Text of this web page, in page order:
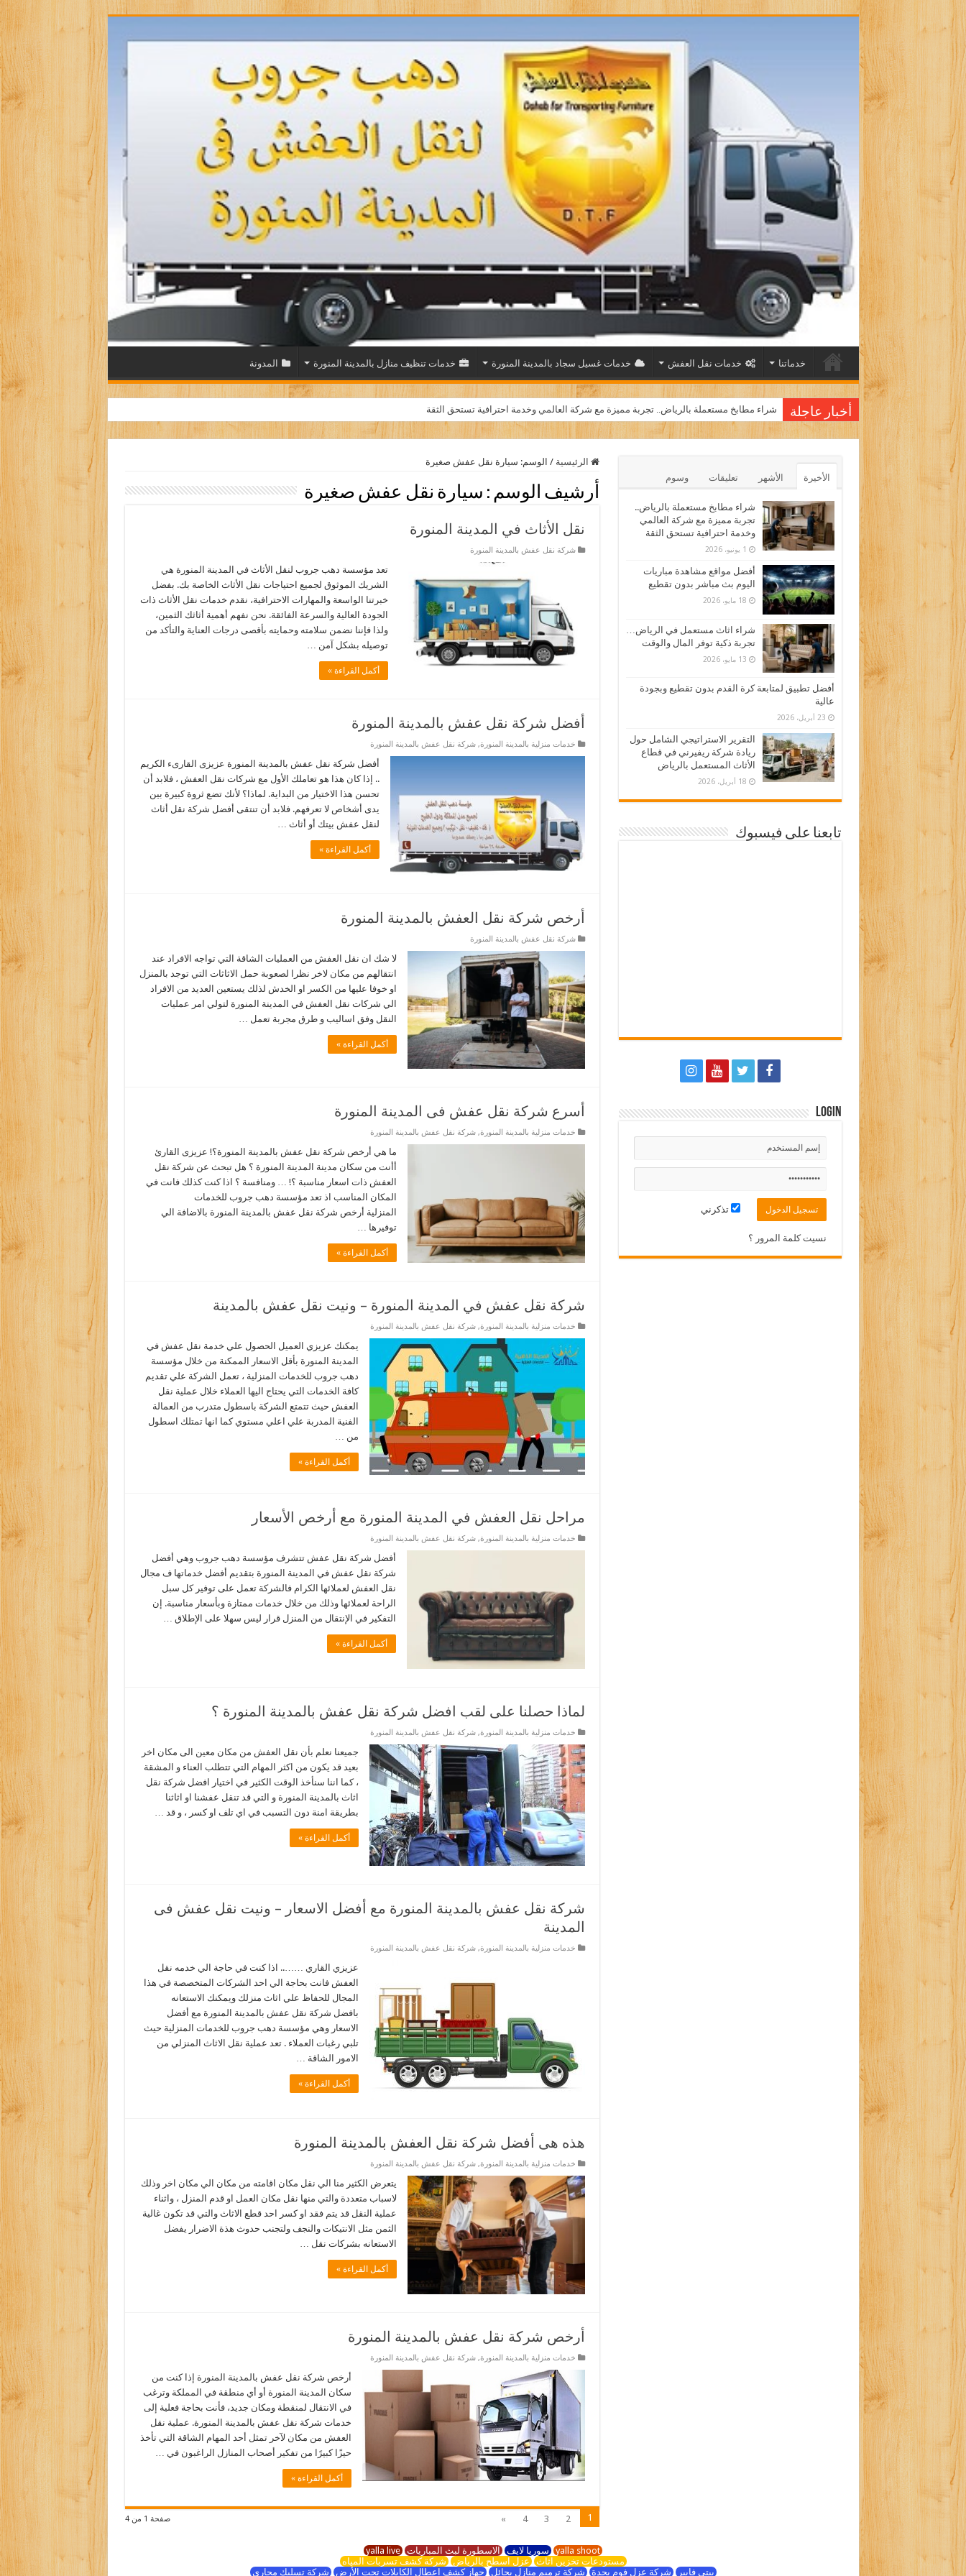
خدماتنا خدمات نقل العفش خدمات غسيل سجاد بالمدينة المنورة خدمات تنظيف منازل بالمدينة المنورة المدونة
أخبار عاجلة شراء مطابخ مستعملة بالرياض.. تجربة مميزة مع شركة العالمي وخدمة احترافية تستحق الثقة
الرئيسية / الوسم: سيارة نقل عفش صغيرة
أرشيف الوسم : سيارة نقل عفش صغيرة
نقل الأثاث في المدينة المنورة
شركة نقل عفش بالمدينة المنورة
تعد مؤسسة دهب جروب لنقل الأثاث في المدينة المنورة هي
الشريك الموثوق لجميع احتياجات نقل الأثاث الخاصة بك. بفضل
خبرتنا الواسعة والمهارات الاحترافية، نقدم خدمات نقل الأثاث ذات
الجودة العالية والسرعة الفائقة. نحن نفهم أهمية أثاثك الثمين،
ولذا فإننا نضمن سلامته وحمايته بأقصى درجات العناية والتأكد من
توصيله بشكل آمن …
أكمل القراءة »
أفضل شركة نقل عفش بالمدينة المنورة
خدمات منزلية بالمدينة المنورة,شركة نقل عفش بالمدينة المنورة
أفضل شركة نقل عفش بالمدينة المنورة عزيزى القارىء الكريم
.. إذا كان هذا هو تعاملك الأول مع شركات نقل العفش ، فلابد أن
تحسن هذا الاختيار من البداية. لماذا؟ لأنك تضع ثروة كبيرة بين
يدى أشخاص لا تعرفهم. فلابد أن تنتقى أفضل شركة نقل أثاث
لنقل عفش بيتك أو أثاث …
أكمل القراءة »
أرخص شركة نقل العفش بالمدينة المنورة
شركة نقل عفش بالمدينة المنورة
لا شك ان نقل العفش من العمليات الشاقة التي تواجه الافراد عند
انتقالهم من مكان لاخر نظرا لصعوبة حمل الاثاثات التي توجد بالمنزل
او خوفا عليها من الكسر او الخدش لذلك يستعين العديد من الافراد
الي شركات نقل العفش في المدينة المنورة لتولي امر عمليات
النقل وفق اساليب و طرق مجربة تعمل …
أكمل القراءة »
أسرع شركة نقل عفش فى المدينة المنورة
خدمات منزلية بالمدينة المنورة,شركة نقل عفش بالمدينة المنورة
ما هي أرخص شركة نقل عفش بالمدينة المنورة؟! عزيزى القارئ
أأنت من سكان مدينة المدينة المنورة ؟ هل تبحث عن شركة نقل
العفش ذات اسعار مناسبة ؟! … ومنافسة ؟ اذا كنت كذلك فانت في
المكان المناسب اذ تعد مؤسسة دهب جروب للخدمات
المنزلية أرخص شركة نقل عفش بالمدينة المنورة بالاضافة الي
توفيرها …
أكمل القراءة »
شركة نقل عفش في المدينة المنورة – ونيت نقل عفش بالمدينة
خدمات منزلية بالمدينة المنورة,شركة نقل عفش بالمدينة المنورة
يمكنك عزيزي العميل الحصول علي خدمة نقل عفش في
المدينة المنورة بأقل الاسعار الممكنة من خلال مؤسسة
دهب جروب للخدمات المنزلية ، تعمل الشركة علي تقديم
كافة الخدمات التي يحتاج اليها العملاء خلال عملية نقل
العفش حيث تتمتع الشركة باسطول متدرب من العمالة
الفنية المدربة علي اعلي مستوي كما انها تمتلك اسطول
من …
أكمل القراءة »
مراحل نقل العفش في المدينة المنورة مع أرخص الأسعار
خدمات منزلية بالمدينة المنورة,شركة نقل عفش بالمدينة المنورة
أفضل شركة نقل عفش تتشرف مؤسسة دهب جروب وهي أفضل
شركة نقل عفش في المدينة المنورة بتقديم أفضل خدماتها ف مجال
نقل العفش لعملائها الكرام فالشركة تعمل على توفير كل سبل
الراحة لعملائها وذلك من خلال خدمات ممتازة وبأسعار مناسبة. إن
التفكير في الإنتقال من المنزل قرار ليس سهلا على الإطلاق …
أكمل القراءة »
لماذا حصلنا على لقب افضل شركة نقل عفش بالمدينة المنورة ؟
خدمات منزلية بالمدينة المنورة,شركة نقل عفش بالمدينة المنورة
جميعنا نعلم بأن نقل العفش من مكان معين الى مكان اخر
بعيد قد يكون من اكثر المهام التي تتطلب العناء و المشقة
، كما اننا سنأخذ الوقت الكثير في اختيار افضل شركة نقل
اثاث بالمدينة المنورة و التي قد تنقل عفشنا او اثاثنا
بطريقة امنة دون التسبب في اي تلف او كسر ، و قد …
أكمل القراءة »
شركة نقل عفش بالمدينة المنورة مع أفضل الاسعار – ونيت نقل عفش فى
المدينة
خدمات منزلية بالمدينة المنورة,شركة نقل عفش بالمدينة المنورة
عزيزي القاري …….. اذا كنت في حاجة الي خدمه نقل
العفش فانت بحاجة الي احد الشركات المتخصصة في هذا
المجال للحفاظ علي اثاث منزلك ويمكنك الاستعانه
بافضل شركة نقل عفش بالمدينة المنورة مع أفضل
الاسعار وهي مؤسسة دهب جروب للخدمات المنزلية حيث
تلبي رغبات العملاء . تعد عملية نقل الاثاث المنزلي من
الامور الشاقة …
أكمل القراءة »
هذه هى أفضل شركة نقل العفش بالمدينة المنورة
خدمات منزلية بالمدينة المنورة,شركة نقل عفش بالمدينة المنورة
يتعرض الكثير منا الي نقل مكان اقامته من مكان الي مكان اخر وذلك
لاسباب متعددة والتي منها نقل مكان العمل او قدم المنزل ، واثناء
عملية النقل قد يتم فقد او كسر احد قطع الاثاث والتي قد تكون غالية
الثمن مثل الانتيكات والنجف ولتجنب حدوث هذة الاضرار يفضل
الاستعانه بشركات نقل …
أكمل القراءة »
أرخص شركة نقل عفش بالمدينة المنورة
خدمات منزلية بالمدينة المنورة,شركة نقل عفش بالمدينة المنورة
أرخص شركة نقل عفش بالمدينة المنورة إذا كنت من
سكان المدينة المنورة أو أي منطقة في المملكة وترغب
في الانتقال لمنقطة ومكان جديد، فأنت بحاجة فعلية إلى
خدمات شركة نقل عفش بالمدينة المنورة. عملية نقل
العفش من مكان لآخر تمثل أحد المهام الشاقة التي تأخذ
حيزًا كبيرًا من تفكير أصحاب المنازل الراغبون في …
أكمل القراءة »
صفحة 1 من 4 1
2
3
4
»
الأخيرة الأشهر تعليقات وسوم
شراء مطابخ مستعملة بالرياض..
تجربة مميزة مع شركة العالمي
وخدمة احترافية تستحق الثقة
1 يونيو، 2026
أفضل مواقع مشاهدة مباريات
اليوم بث مباشر بدون تقطيع
18 مايو، 2026
شراء اثاث مستعمل في الرياض…
تجربة ذكية توفر المال والوقت
13 مايو، 2026
أفضل تطبيق لمتابعة كرة القدم بدون تقطيع وبجودة
عالية
23 أبريل، 2026
التقرير الاستراتيجي الشامل حول
ريادة شركة ريفيرني في قطاع
الأثاث المستعمل بالرياض
18 أبريل، 2026
تابعنا على فيسبوك
Login
تذكرني
نسيت كلمة المرور ؟
yalla shoot سوريا لايف الاسطورة لبث المباريات yalla live
مستودعات تخزين اثاث عزل اسطح بالرياض شركة كشف تسربات المياه
بيتي فايبر شركة عزل فوم بجدة شركة ترميم منازل بحائل جهاز كشف اعطال الكابلات تحت الأرض شركة تسليك مجاري